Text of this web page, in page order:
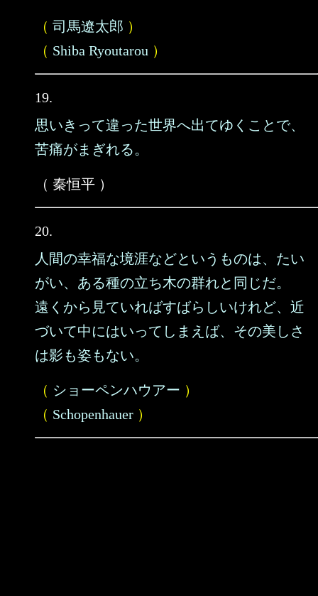
（ 司馬遼太郎 ）
（ Shiba Ryoutarou ）
19.
思いきって違った世界へ出てゆくことで、
苦痛がまぎれる。
（ 秦恒平 ）
20.
人間の幸福な境涯などというものは、たい
がい、ある種の立ち木の群れと同じだ。
遠くから見ていればすばらしいけれど、近
づいて中にはいってしまえば、その美しさ
は影も姿もない。
（ ショーペンハウアー ）
（ Schopenhauer ）